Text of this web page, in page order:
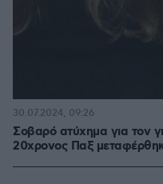
Σοβαρό ατύχημα για τον
20χρονος Παξ
30.07.2024, 09:26